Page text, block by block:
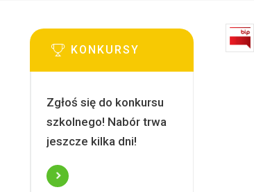
KONKURSY
Zgłoś się do konkursu
szkolnego! Nabór trwa
jeszcze kilka dni!